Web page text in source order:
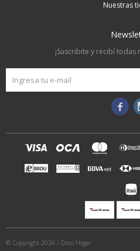
Nuestras
¡Suscribite y recibí

© Copyright 2026 / Deco Hogar